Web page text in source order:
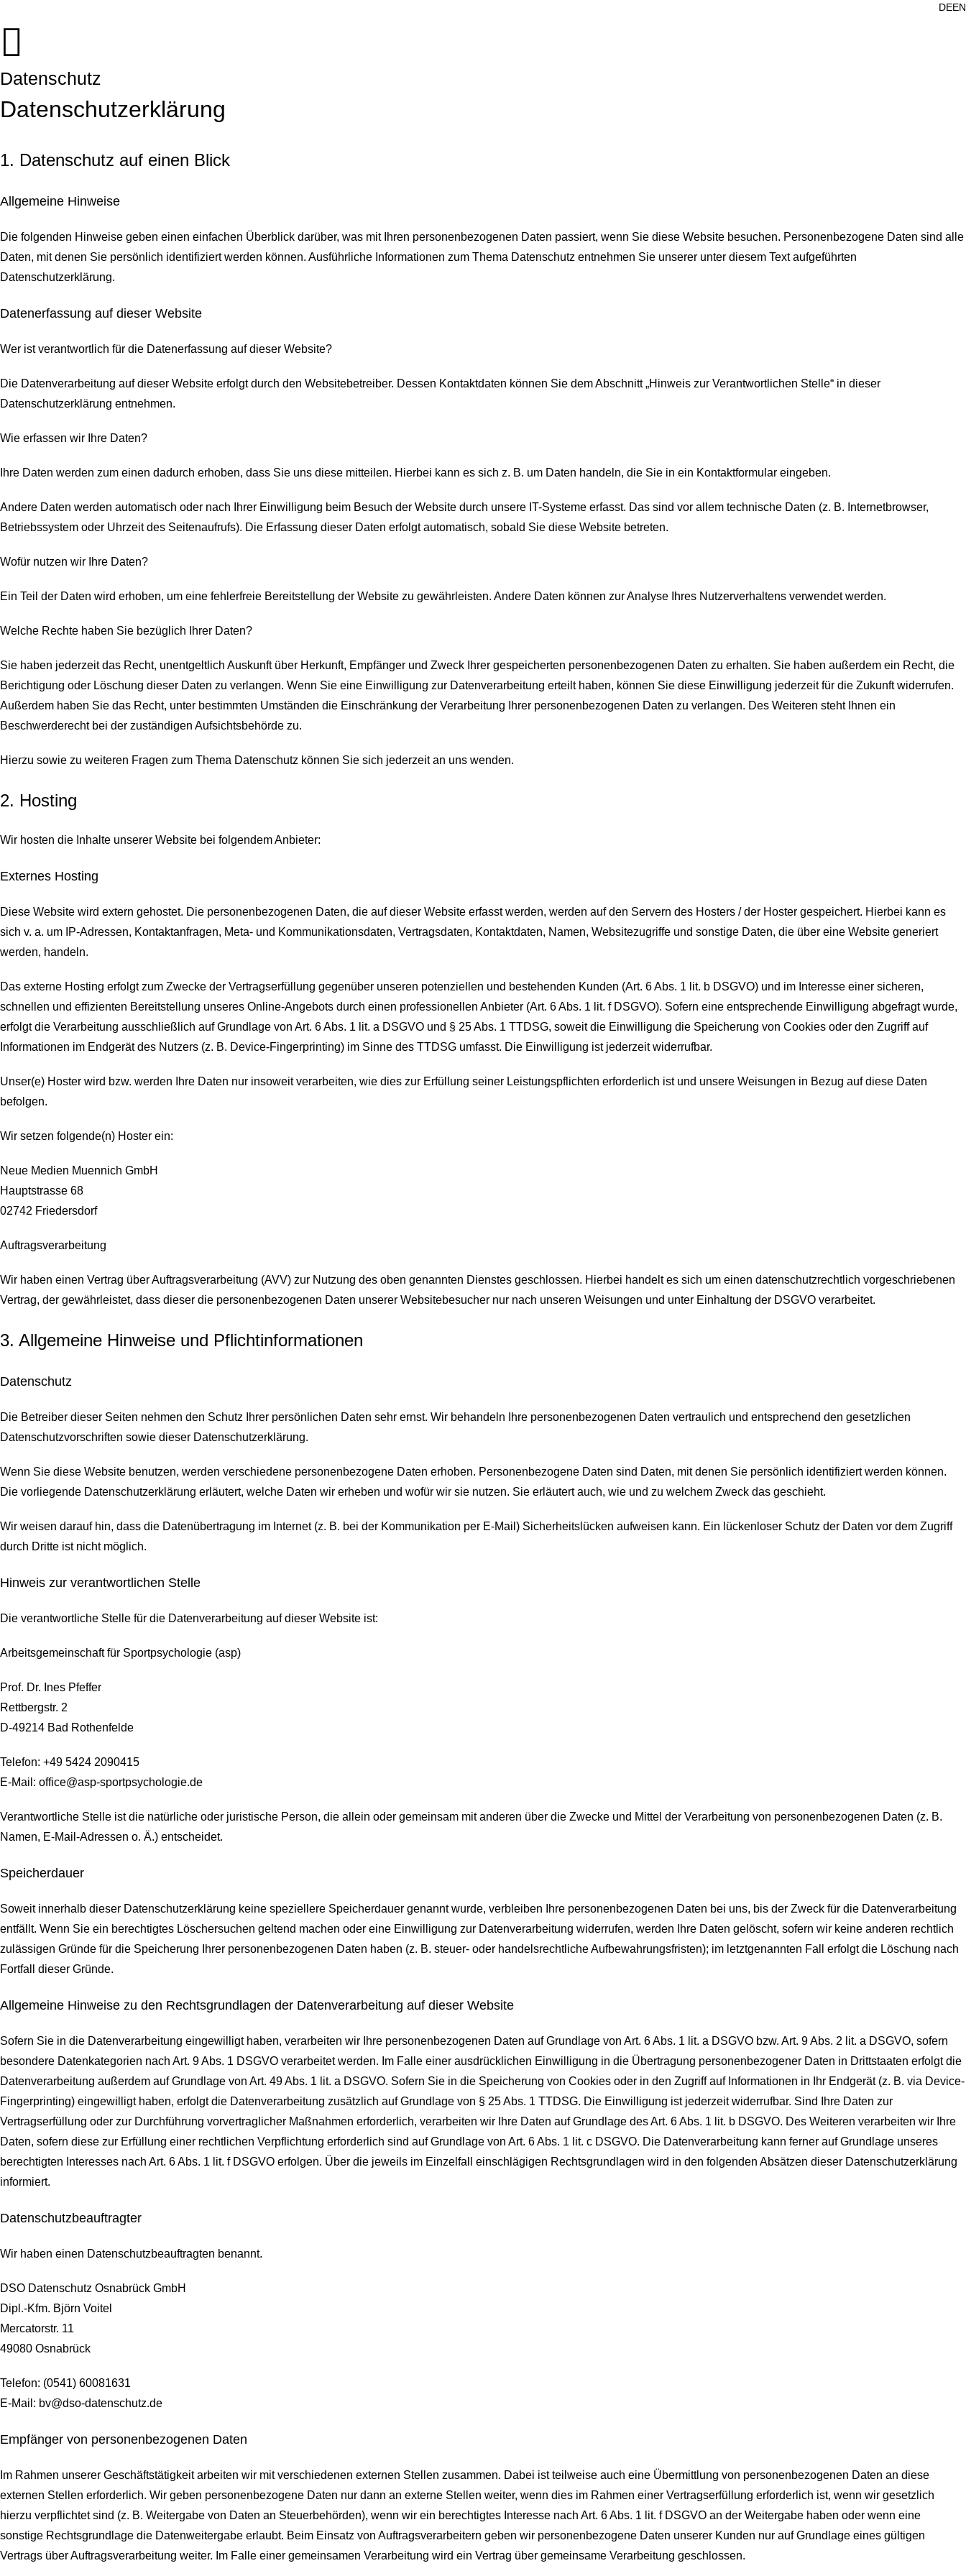
DEEN
Datenschutz
Datenschutz­erklärung
1. Datenschutz auf einen Blick
Allgemeine Hinweise
Die folgenden Hinweise geben einen einfachen Überblick darüber, was mit Ihren personenbezogenen Daten passiert, wenn Sie diese Website besuchen. Personenbezogene Daten sind alle
Daten, mit denen Sie persönlich identifiziert werden können. Ausführliche Informationen zum Thema Datenschutz entnehmen Sie unserer unter diesem Text aufgeführten
Datenschutzerklärung.
Datenerfassung auf dieser Website
Wer ist verantwortlich für die Datenerfassung auf dieser Website?
Die Datenverarbeitung auf dieser Website erfolgt durch den Websitebetreiber. Dessen Kontaktdaten können Sie dem Abschnitt „Hinweis zur Verantwortlichen Stelle“ in dieser
Datenschutzerklärung entnehmen.
Wie erfassen wir Ihre Daten?
Ihre Daten werden zum einen dadurch erhoben, dass Sie uns diese mitteilen. Hierbei kann es sich z. B. um Daten handeln, die Sie in ein Kontaktformular eingeben.
Andere Daten werden automatisch oder nach Ihrer Einwilligung beim Besuch der Website durch unsere IT-Systeme erfasst. Das sind vor allem technische Daten (z. B. Internetbrowser,
Betriebssystem oder Uhrzeit des Seitenaufrufs). Die Erfassung dieser Daten erfolgt automatisch, sobald Sie diese Website betreten.
Wofür nutzen wir Ihre Daten?
Ein Teil der Daten wird erhoben, um eine fehlerfreie Bereitstellung der Website zu gewährleisten. Andere Daten können zur Analyse Ihres Nutzerverhaltens verwendet werden.
Welche Rechte haben Sie bezüglich Ihrer Daten?
Sie haben jederzeit das Recht, unentgeltlich Auskunft über Herkunft, Empfänger und Zweck Ihrer gespeicherten personenbezogenen Daten zu erhalten. Sie haben außerdem ein Recht, die
Berichtigung oder Löschung dieser Daten zu verlangen. Wenn Sie eine Einwilligung zur Datenverarbeitung erteilt haben, können Sie diese Einwilligung jederzeit für die Zukunft widerrufen.
Außerdem haben Sie das Recht, unter bestimmten Umständen die Einschränkung der Verarbeitung Ihrer personenbezogenen Daten zu verlangen. Des Weiteren steht Ihnen ein
Beschwerderecht bei der zuständigen Aufsichtsbehörde zu.
Hierzu sowie zu weiteren Fragen zum Thema Datenschutz können Sie sich jederzeit an uns wenden.
2. Hosting
Wir hosten die Inhalte unserer Website bei folgendem Anbieter:
Externes Hosting
Diese Website wird extern gehostet. Die personenbezogenen Daten, die auf dieser Website erfasst werden, werden auf den Servern des Hosters / der Hoster gespeichert. Hierbei kann es
sich v. a. um IP-Adressen, Kontaktanfragen, Meta- und Kommunikationsdaten, Vertragsdaten, Kontaktdaten, Namen, Websitezugriffe und sonstige Daten, die über eine Website generiert
werden, handeln.
Das externe Hosting erfolgt zum Zwecke der Vertragserfüllung gegenüber unseren potenziellen und bestehenden Kunden (Art. 6 Abs. 1 lit. b DSGVO) und im Interesse einer sicheren,
schnellen und effizienten Bereitstellung unseres Online-Angebots durch einen professionellen Anbieter (Art. 6 Abs. 1 lit. f DSGVO). Sofern eine entsprechende Einwilligung abgefragt wurde,
erfolgt die Verarbeitung ausschließlich auf Grundlage von Art. 6 Abs. 1 lit. a DSGVO und § 25 Abs. 1 TTDSG, soweit die Einwilligung die Speicherung von Cookies oder den Zugriff auf
Informationen im Endgerät des Nutzers (z. B. Device-Fingerprinting) im Sinne des TTDSG umfasst. Die Einwilligung ist jederzeit widerrufbar.
Unser(e) Hoster wird bzw. werden Ihre Daten nur insoweit verarbeiten, wie dies zur Erfüllung seiner Leistungspflichten erforderlich ist und unsere Weisungen in Bezug auf diese Daten
befolgen.
Wir setzen folgende(n) Hoster ein:
Neue Medien Muennich GmbH
Hauptstrasse 68
02742 Friedersdorf
Auftragsverarbeitung
Wir haben einen Vertrag über Auftragsverarbeitung (AVV) zur Nutzung des oben genannten Dienstes geschlossen. Hierbei handelt es sich um einen datenschutzrechtlich vorgeschriebenen
Vertrag, der gewährleistet, dass dieser die personenbezogenen Daten unserer Websitebesucher nur nach unseren Weisungen und unter Einhaltung der DSGVO verarbeitet.
3. Allgemeine Hinweise und Pflicht­informationen
Datenschutz
Die Betreiber dieser Seiten nehmen den Schutz Ihrer persönlichen Daten sehr ernst. Wir behandeln Ihre personenbezogenen Daten vertraulich und entsprechend den gesetzlichen
Datenschutzvorschriften sowie dieser Datenschutzerklärung.
Wenn Sie diese Website benutzen, werden verschiedene personenbezogene Daten erhoben. Personenbezogene Daten sind Daten, mit denen Sie persönlich identifiziert werden können.
Die vorliegende Datenschutzerklärung erläutert, welche Daten wir erheben und wofür wir sie nutzen. Sie erläutert auch, wie und zu welchem Zweck das geschieht.
Wir weisen darauf hin, dass die Datenübertragung im Internet (z. B. bei der Kommunikation per E-Mail) Sicherheitslücken aufweisen kann. Ein lückenloser Schutz der Daten vor dem Zugriff
durch Dritte ist nicht möglich.
Hinweis zur verantwortlichen Stelle
Die verantwortliche Stelle für die Datenverarbeitung auf dieser Website ist:
Arbeitsgemeinschaft für Sportpsychologie (asp)
Prof. Dr. Ines Pfeffer
Rettbergstr. 2
D-49214 Bad Rothenfelde
Telefon: +49 5424 2090415
E-Mail: office@asp-sportpsychologie.de
Verantwortliche Stelle ist die natürliche oder juristische Person, die allein oder gemeinsam mit anderen über die Zwecke und Mittel der Verarbeitung von personenbezogenen Daten (z. B.
Namen, E-Mail-Adressen o. Ä.) entscheidet.
Speicherdauer
Soweit innerhalb dieser Datenschutzerklärung keine speziellere Speicherdauer genannt wurde, verbleiben Ihre personenbezogenen Daten bei uns, bis der Zweck für die Datenverarbeitung
entfällt. Wenn Sie ein berechtigtes Löschersuchen geltend machen oder eine Einwilligung zur Datenverarbeitung widerrufen, werden Ihre Daten gelöscht, sofern wir keine anderen rechtlich
zulässigen Gründe für die Speicherung Ihrer personenbezogenen Daten haben (z. B. steuer- oder handelsrechtliche Aufbewahrungsfristen); im letztgenannten Fall erfolgt die Löschung nach
Fortfall dieser Gründe.
Allgemeine Hinweise zu den Rechtsgrundlagen der Datenverarbeitung auf dieser Website
Sofern Sie in die Datenverarbeitung eingewilligt haben, verarbeiten wir Ihre personenbezogenen Daten auf Grundlage von Art. 6 Abs. 1 lit. a DSGVO bzw. Art. 9 Abs. 2 lit. a DSGVO, sofern
besondere Datenkategorien nach Art. 9 Abs. 1 DSGVO verarbeitet werden. Im Falle einer ausdrücklichen Einwilligung in die Übertragung personenbezogener Daten in Drittstaaten erfolgt die
Datenverarbeitung außerdem auf Grundlage von Art. 49 Abs. 1 lit. a DSGVO. Sofern Sie in die Speicherung von Cookies oder in den Zugriff auf Informationen in Ihr Endgerät (z. B. via Device-
Fingerprinting) eingewilligt haben, erfolgt die Datenverarbeitung zusätzlich auf Grundlage von § 25 Abs. 1 TTDSG. Die Einwilligung ist jederzeit widerrufbar. Sind Ihre Daten zur
Vertragserfüllung oder zur Durchführung vorvertraglicher Maßnahmen erforderlich, verarbeiten wir Ihre Daten auf Grundlage des Art. 6 Abs. 1 lit. b DSGVO. Des Weiteren verarbeiten wir Ihre
Daten, sofern diese zur Erfüllung einer rechtlichen Verpflichtung erforderlich sind auf Grundlage von Art. 6 Abs. 1 lit. c DSGVO. Die Datenverarbeitung kann ferner auf Grundlage unseres
berechtigten Interesses nach Art. 6 Abs. 1 lit. f DSGVO erfolgen. Über die jeweils im Einzelfall einschlägigen Rechtsgrundlagen wird in den folgenden Absätzen dieser Datenschutzerklärung
informiert.
Datenschutz­beauftragter
Wir haben einen Datenschutzbeauftragten benannt.
DSO Datenschutz Osnabrück GmbH
Dipl.-Kfm. Björn Voitel
Mercatorstr. 11
49080 Osnabrück
Telefon: (0541) 60081631
E-Mail: bv@dso-datenschutz.de
Empfänger von personenbezogenen Daten
Im Rahmen unserer Geschäftstätigkeit arbeiten wir mit verschiedenen externen Stellen zusammen. Dabei ist teilweise auch eine Übermittlung von personenbezogenen Daten an diese
externen Stellen erforderlich. Wir geben personenbezogene Daten nur dann an externe Stellen weiter, wenn dies im Rahmen einer Vertragserfüllung erforderlich ist, wenn wir gesetzlich
hierzu verpflichtet sind (z. B. Weitergabe von Daten an Steuerbehörden), wenn wir ein berechtigtes Interesse nach Art. 6 Abs. 1 lit. f DSGVO an der Weitergabe haben oder wenn eine
sonstige Rechtsgrundlage die Datenweitergabe erlaubt. Beim Einsatz von Auftragsverarbeitern geben wir personenbezogene Daten unserer Kunden nur auf Grundlage eines gültigen
Vertrags über Auftragsverarbeitung weiter. Im Falle einer gemeinsamen Verarbeitung wird ein Vertrag über gemeinsame Verarbeitung geschlossen.